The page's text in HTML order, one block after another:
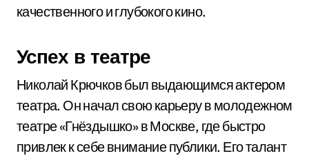
качественного и глубокого кино.
Успех в театре
Николай Крючков был выдающимся актером
театра. Он начал свою карьеру в молодежном
театре «Гнёздышко» в Москве, где быстро
привлек к себе внимание публики. Его талант